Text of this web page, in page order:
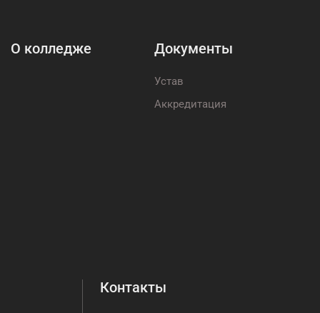
О колледже Документы
Устав
Аккредитация
Контакты